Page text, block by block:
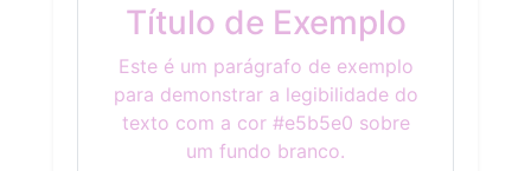
Título de Exemplo
Este é um parágrafo de exemplo
para demonstrar a legibilidade do
texto com a cor #e5b5e0 sobre
um fundo branco.